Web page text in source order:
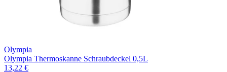
Olympia
Olympia Thermoskanne Schraubdeckel 0,5L
13,22 €